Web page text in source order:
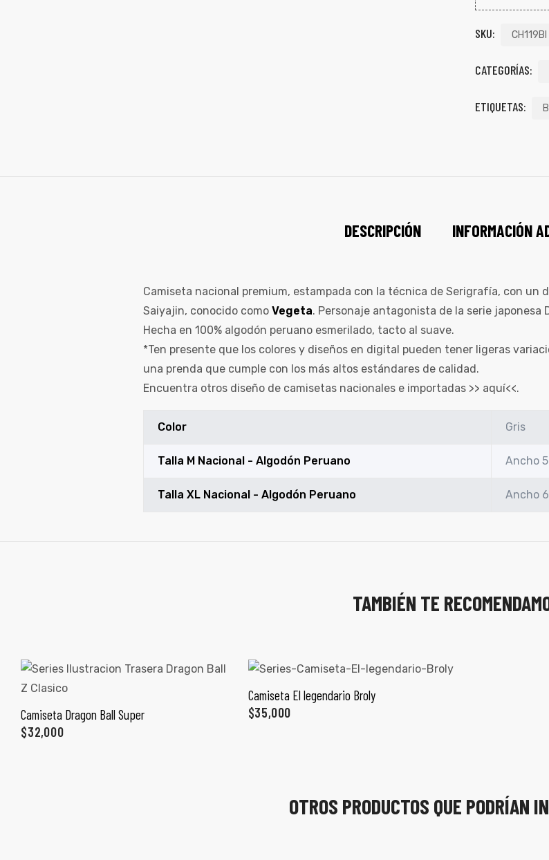
SKU: CH119BI
CATEGORÍAS:
ETIQUETAS:
DESCRIPCIÓN INFORMACIÓN
Camiseta nacional premium, estampada con la técnica de Serigrafía, con un
Saiyajin, conocido como Vegeta. Personaje antagonista de la serie japonesa
Hecha en 100% algodón peruano esmerilado, tacto al suave.
*Ten presente que los colores y diseños en digital pueden tener ligeras
una prenda que cumple con los más altos estándares de calidad.
Encuentra otros diseño de camisetas nacionales e importadas >> aquí<<.
Color Gris
Talla M Nacional - Algodón Peruano Ancho
Talla XL Nacional - Algodón Peruano Ancho
TAMBIÉN TE
SELECCIONAR OPCIONES
Camiseta Dragon Ball Super
$32,000
SELECCIONAR OPCIONES
Camiseta El legendario Broly
$35,000
OTROS PRODUCTOS QUE PODRÍAN